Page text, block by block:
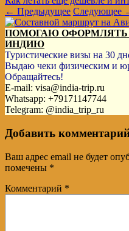
← Предыдущее Следующее
ПОМОГАЮ ОФОРМЛЯТЬ
ИНДИЮ
Туристические визы на 30
Выдаю чеки физическим и
Обращайтесь!
E-mail: visa@india-trip.ru
Whatsapp: +79171147744
Telegram: @india_trip_ru
Добавить
Ваш адрес email не будет
помечены *
Комментарий *